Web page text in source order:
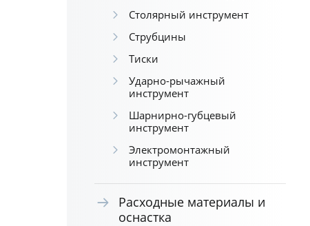
Столярный инструмент
Струбцины
Тиски
Ударно-рычажный
инструмент
Шарнирно-губцевый
инструмент
Электромонтажный
инструмент
Расходные материалы и
оснастка